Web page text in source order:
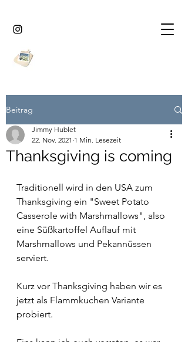
Beitrag
Thanksgiving is coming
Jimmy Hublet
22. Nov. 2021 1 Min. Lesezeit
Traditionell wird in den USA zum
Thanksgiving ein "Sweet Potato
Casserole with Marshmallows", also
eine Süßkartoffel Auflauf mit
Marshmallows und Pekannüssen
serviert.
Kurz vor Thanksgiving haben wir es
jetzt als Flammkuchen Variante
probiert.